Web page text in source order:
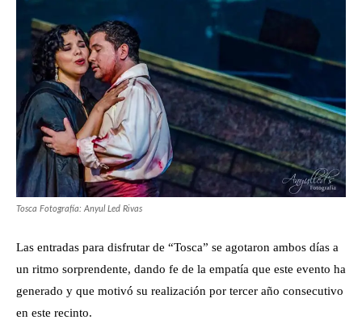
Tosca Fotografía: Anyul Led Rivas
Las entradas para disfrutar de “Tosca” se agotaron ambos días a
un ritmo sorprendente, dando fe de la empatía que este evento ha
generado y que motivó su realización por tercer año consecutivo
en este recinto.